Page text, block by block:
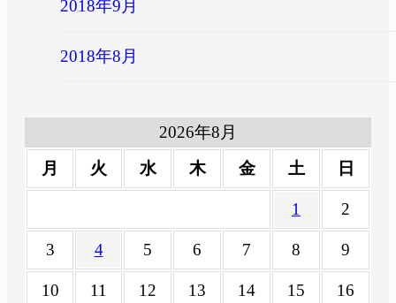
2018年9月
2018年8月
2026年8月
月
火 水 木 金 土 日
1 2
3 4 5 6 7 8 9
10 11 12 13 14 15 16